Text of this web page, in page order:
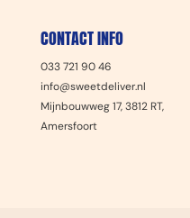
CONTACT INFO
033 721 90 46
info@sweetdeliver.nl
Mijnbouwweg 17, 3812 RT,
Amersfoort